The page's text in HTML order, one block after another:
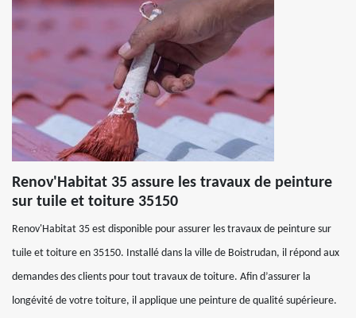
Renov'Habitat 35 assure les travaux de peinture
sur tuile et toiture 35150
Renov'Habitat 35 est disponible pour assurer les travaux de peinture sur
tuile et toiture en 35150. Installé dans la ville de Boistrudan, il répond aux
demandes des clients pour tout travaux de toiture. Afin d’assurer la
longévité de votre toiture, il applique une peinture de qualité supérieure.